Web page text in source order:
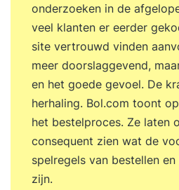
onderzoeken in de
veel klanten er eerder
site vertrouwd vinden
meer doorslaggevend,
en het goede gevoel. De
herhaling. Bol.com toont
het bestelproces. Ze laten
consequent zien wat de
spelregels van bestellen
zijn.